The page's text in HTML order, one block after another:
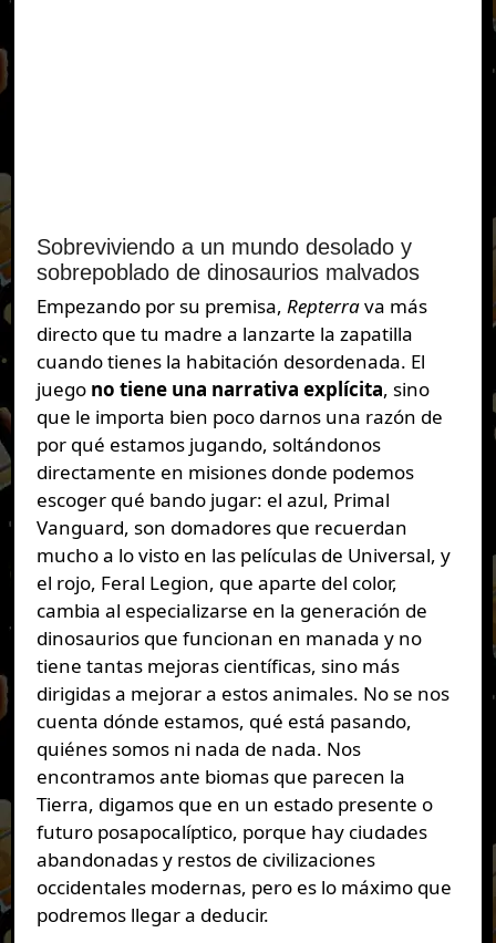
Sobreviviendo a un mundo desolado y
sobrepoblado de dinosaurios malvados
Empezando por su premisa, Repterrava más
directo que tu madre a lanzarte la zapatilla
cuando tienes la habitación desordenada. El
juego no tiene una narrativa explícita, sino
que le importa bien poco darnos una razón de
por qué estamos jugando, soltándonos
directamente en misiones donde podemos
escoger qué bando jugar: el azul, Primal
Vanguard, son domadores que recuerdan
mucho a lo visto en las películas de Universal, y
el rojo, Feral Legion, que aparte del color,
cambia al especializarse en la generación de
dinosaurios que funcionan en manada y no
tiene tantas mejoras científicas, sino más
dirigidas a mejorar a estos animales. No se nos
cuenta dónde estamos, qué está pasando,
quiénes somos ni nada de nada. Nos
encontramos ante biomas que parecen la
Tierra, digamos que en un estado presente o
futuro posapocalíptico, porque hay ciudades
abandonadas y restos de civilizaciones
occidentales modernas, pero es lo máximo que
podremos llegar a deducir.